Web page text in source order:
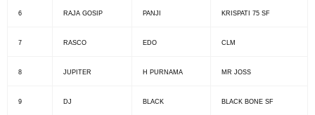
6 RAJA GOSIP PANJI KRISPATI 75 SF
7 RASCO EDO CLM
8 JUPITER H PURNAMA MR JOSS
9 DJ BLACK BLACK BONE SF